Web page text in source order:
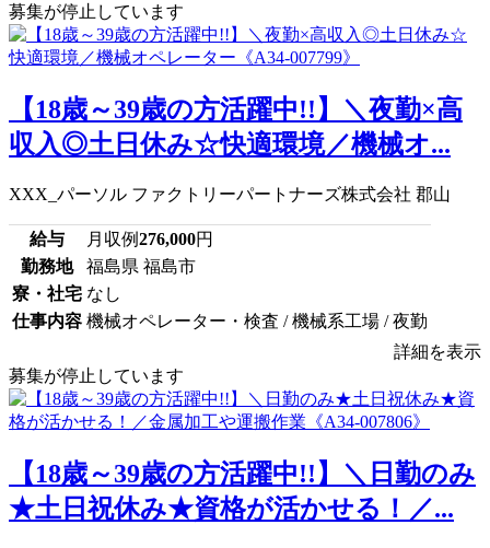
募集が停止しています
【18歳～39歳の方活躍中!!】＼夜勤×高
収入◎土日休み☆快適環境／機械オ...
XXX_パーソル ファクトリーパートナーズ株式会社 郡山
給与 月収例276,000円
勤務地
福島県 福島市
寮・社宅 なし
仕事内容 機械オペレーター・検査 / 機械系工場 / 夜勤
詳細を表示
募集が停止しています
【18歳～39歳の方活躍中!!】＼日勤のみ
★土日祝休み★資格が活かせる！／...